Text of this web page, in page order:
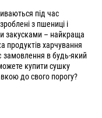
під час
з пшениці і
закусками – найкраща
продуктів харчування
замовлення в будь-який
купити сушку
до свого порогу?